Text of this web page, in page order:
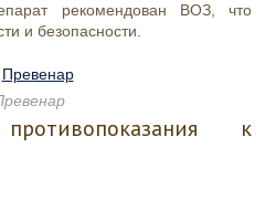
рекомендован ВОЗ, что
и безопасности.
к